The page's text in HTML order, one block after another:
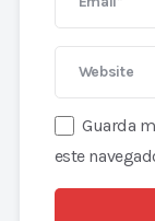
Guarda
este